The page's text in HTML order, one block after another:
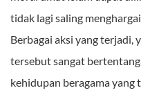
tidak lagi saling
Berbagai aksi yang terjadi,
tersebut sangat
kehidupan beragama yang